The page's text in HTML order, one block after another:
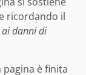
ricordando il
danni di
è finita